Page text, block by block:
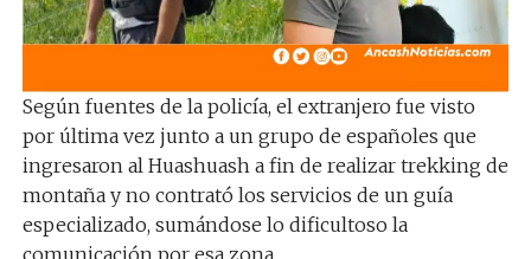
Según fuentes de la policía, el extranjero fue visto
por última vez junto a un grupo de españoles que
ingresaron al Huashuash a fin de realizar trekking de
montaña y no contrató los servicios de un guía
especializado, sumándose lo dificultoso la
comunicación por esa zona.